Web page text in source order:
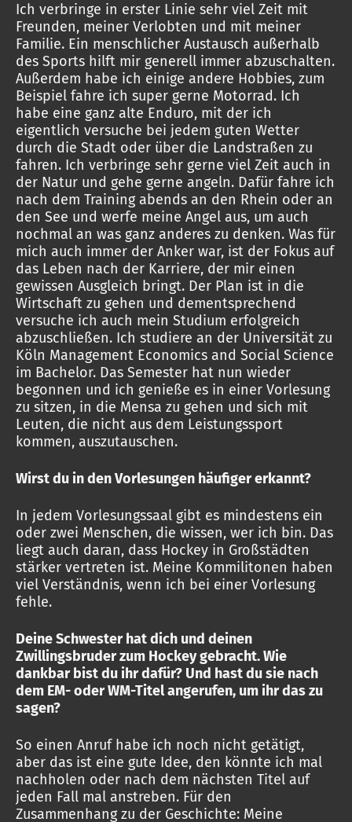
Ich verbringe in erster Linie sehr viel Zeit mit
Freunden, meiner Verlobten und mit meiner
Familie. Ein menschlicher Austausch außerhalb
des Sports hilft mir generell immer abzuschalten.
Außerdem habe ich einige andere Hobbies, zum
Beispiel fahre ich super gerne Motorrad. Ich
habe eine ganz alte Enduro, mit der ich
eigentlich versuche bei jedem guten Wetter
durch die Stadt oder über die Landstraßen zu
fahren. Ich verbringe sehr gerne viel Zeit auch in
der Natur und gehe gerne angeln. Dafür fahre ich
nach dem Training abends an den Rhein oder an
den See und werfe meine Angel aus, um auch
nochmal an was ganz anderes zu denken. Was für
mich auch immer der Anker war, ist der Fokus auf
das Leben nach der Karriere, der mir einen
gewissen Ausgleich bringt. Der Plan ist in die
Wirtschaft zu gehen und dementsprechend
versuche ich auch mein Studium erfolgreich
abzuschließen. Ich studiere an der Universität zu
Köln Management Economics and Social Science
im Bachelor. Das Semester hat nun wieder
begonnen und ich genieße es in einer Vorlesung
zu sitzen, in die Mensa zu gehen und sich mit
Leuten, die nicht aus dem Leistungssport
kommen, auszutauschen.
Wirst du in den Vorlesungen häufiger erkannt?
In jedem Vorlesungssaal gibt es mindestens ein
oder zwei Menschen, die wissen, wer ich bin. Das
liegt auch daran, dass Hockey in Großstädten
stärker vertreten ist. Meine Kommilitonen haben
viel Verständnis, wenn ich bei einer Vorlesung
fehle.
Deine Schwester hat dich und deinen
Zwillingsbruder zum Hockey gebracht. Wie
dankbar bist du ihr dafür? Und hast du sie nach
dem EM- oder WM-Titel angerufen, um ihr das zu
sagen?
So einen Anruf habe ich noch nicht getätigt,
aber das ist eine gute Idee, den könnte ich mal
nachholen oder nach dem nächsten Titel auf
jeden Fall mal anstreben. Für den
Zusammenhang zu der Geschichte: Meine